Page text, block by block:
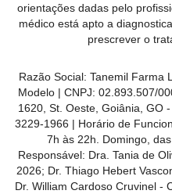
orientações dadas pelo
médico está apto a
prescrever o
Razão Social: Tanemil Farma
Modelo | CNPJ: 02.893.507/
1620, St. Oeste, Goiânia, GO
3229-1966 | Horário de
7h às 22h. Domingo,
Responsável: Dra. Tania de
2026; Dr. Thiago Hebert
Dr. William Cardoso Cruvinel -